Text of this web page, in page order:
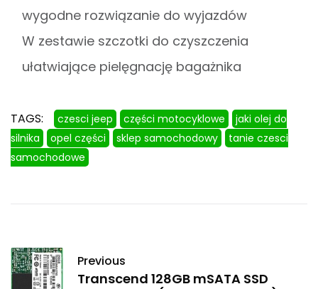
wygodne rozwiązanie do wyjazdów
W zestawie szczotki do czyszczenia
ułatwiające pielęgnację bagażnika
TAGS: czesci jeep części motocyklowe
jaki olej do
silnika
opel części sklep samochodowy
tanie czesci
samochodowe
Previous
Transcend 128GB mSATA SSD